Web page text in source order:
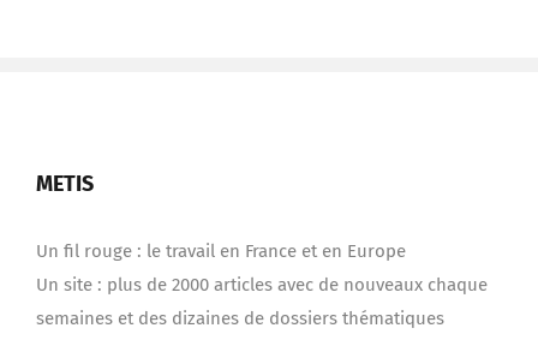
METIS
Un fil rouge : le travail en France et en Europe
Un site : plus de 2000 articles avec de nouveaux chaque
semaines et des dizaines de dossiers thématiques